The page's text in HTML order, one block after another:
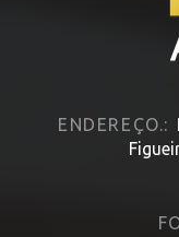
ENDEREÇO.: